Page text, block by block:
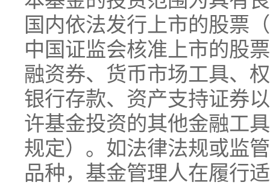
国内依法发行上市的股票
中国证监会核准上市的股
融资券、货币市场工具、
银行存款、资产支持证券
许基金投资的其他金融工
规定）。如法律法规或监
品种，基金管理人在履行